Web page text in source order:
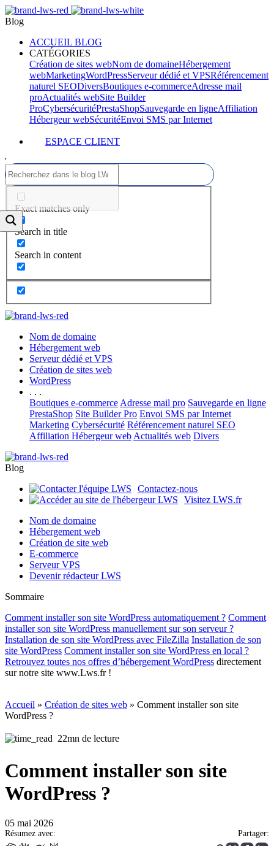
Blog
ACCUEIL BLOG
CATÉGORIES
Création de sites webNom de domaineHébergement
webMarketingWordPressServeur dédié et VPSRéférencement
naturel SEODiversBoutiques e-commerceAdresse mail
proActualités webSite Builder
ProCybersécuritéPrestaShopSauvegarde en ligneAffiliation
Hébergeur webSécuritéEnvoi SMS par Internet
ESPACE CLIENT
Exact matches only
Search in title
Search in content
Nom de domaine
Hébergement web
Serveur dédié et VPS
Création de sites web
WordPress
. . .
Boutiques e-commerce Adresse mail pro Sauvegarde en ligne
PrestaShop Site Builder Pro Envoi SMS par Internet
Marketing Cybersécurité Référencement naturel SEO
Affiliation Hébergeur web Actualités web Divers
Blog
Contactez-nous
Visitez LWS.fr
Nom de domaine
Hébergement web
Création de site web
E-commerce
Serveur VPS
Devenir rédacteur LWS
Sommaire
Comment installer son site WordPress automatiquement ? Comment
installer son site WordPress manuellement sur son serveur ?
Installation de son site WordPress avec FileZilla Installation de son
site WordPress Comment installer son site WordPress en local ?
Retrouvez toutes nos offres d’hébergement WordPress directement
sur notre site www.Lws.fr !
Accueil » Création de sites web » Comment installer son site
WordPress ?
22mn de lecture
Comment installer son site
WordPress ?
05 mai 2026
Résumez avec: Partager: